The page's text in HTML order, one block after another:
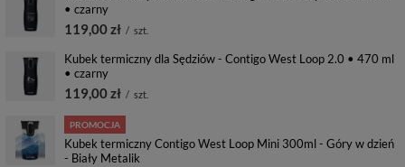
• czarny
119,00 zł / szt.
Kubek termiczny dla Sędziów - Contigo West Loop 2.0 • 470 ml
• czarny
119,00 zł / szt.
PROMOCJA
Kubek termiczny Contigo West Loop Mini 300ml - Góry w dzień
- Biały Metalik